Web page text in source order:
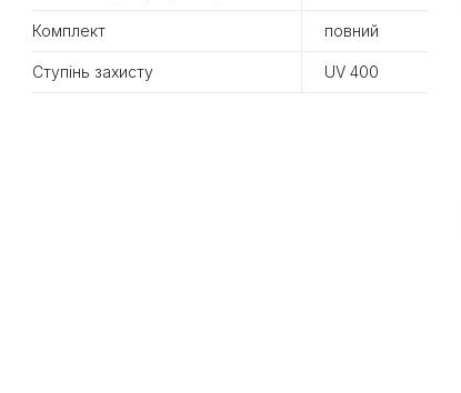
Комплект повний
Ступінь захисту UV 400